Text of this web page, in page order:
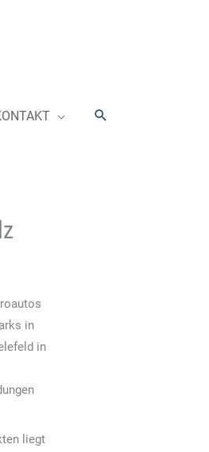
Suchen
in
in
liegt